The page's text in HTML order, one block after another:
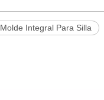
Molde Integral Para Silla